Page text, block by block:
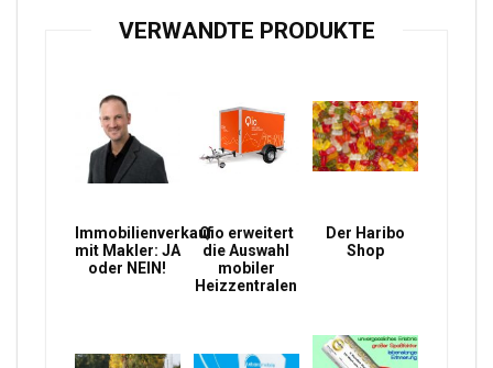
VERWANDTE PRODUKTE
Immobilienverkauf
mit Makler: JA
oder NEIN!
Qio erweitert
die Auswahl
mobiler
Heizzentralen
Der Haribo
Shop